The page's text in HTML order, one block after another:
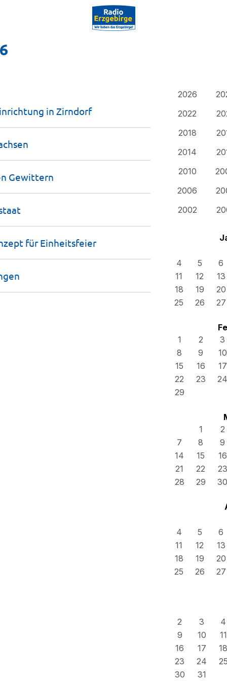
2026
2022
2018
2014
2010
2006
2002
4 5
6
11
12
13
18
19
20
25
26 27
1
2
3
8
9
10
15
16
17
22
23
24
29
1
2
7
8
9
14
15
16
21
22
23
28
29 30
4 5
6
11
12
13
18
19
20
25
26 27
2 3
4
9
10
11
16
17
18
23
24
30
31
in Zirndorf
Gewittern
für Einheitsfeier